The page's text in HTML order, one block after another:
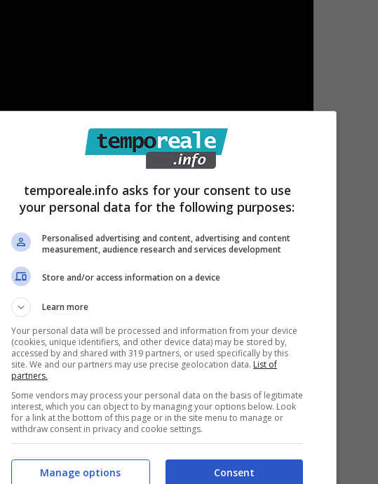
abbiamo vistomigliaia di collezionisti
valore era altissimo. Ci sono addirittura monete
e lo stesso vale anche per altri oggetti
trovare qualsiasi oggetto, che siano i giochi
nello specifico quelli vintage. Alcuni non lo
ed apprezzati in circolazione, eaddirittura
buttare in spazzatura potevi invece arrivare a
temporeale.info asks for your consent to use
your personal data for the following purposes:
Personalised advertising and content, advertising and content
measurement, audience research and services development
Store and/or access information on a device
Learn more
Your personal data will be processed and information from your device
(cookies, unique identifiers, and other device data) may be stored by,
accessed by and shared with 319 partners, or used specifically by this
site. We and our partners may use precise geolocation data. List of
partners.
Some vendors may process your personal data on the basis of legitimate
interest, which you can object to by managing your options below. Look
for a link at the bottom of this page or in the site menu to manage or
withdraw consent in privacy and cookie settings.
Consent
Manage options